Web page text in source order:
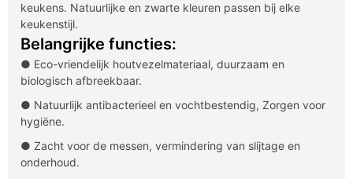
keukens. Natuurlijke en zwarte kleuren passen bij elke
keukenstijl.
Belangrijke functies:
● Eco-vriendelijk houtvezelmateriaal, duurzaam en
biologisch afbreekbaar.
● Natuurlijk antibacterieel en vochtbestendig, Zorgen voor
hygiëne.
● Zacht voor de messen, vermindering van slijtage en
onderhoud.